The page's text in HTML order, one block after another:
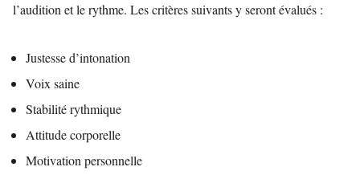
l’audition et le rythme. Les critères suivants y seront évalués :
Justesse d’intonation
Voix saine
Stabilité rythmique
Attitude corporelle
Motivation personnelle